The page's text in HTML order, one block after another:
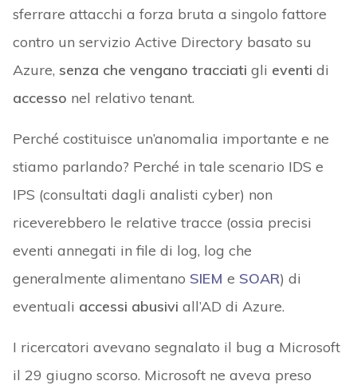
sferrare attacchi a forza bruta a singolo fattore
contro un servizio Active Directory basato su
Azure, senza che vengano tracciati gli eventi di
accesso nel relativo tenant.
Perché costituisce un’anomalia importante e ne
stiamo parlando? Perché in tale scenario IDS e
IPS (consultati dagli analisti cyber) non
riceverebbero le relative tracce (ossia precisi
eventi annegati in file di log, log che
generalmente alimentano SIEM e SOAR) di
eventuali accessi abusivi all’AD di Azure.
I ricercatori avevano segnalato il bug a Microsoft
il 29 giugno scorso. Microsoft ne aveva preso